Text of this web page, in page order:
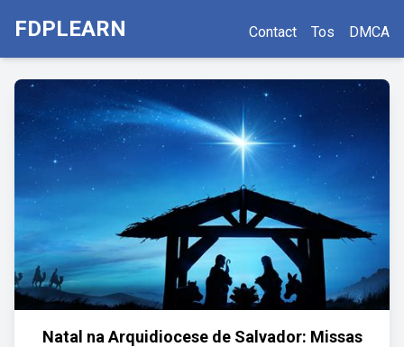
FDPLEARN Contact Tos DMCA
Natal na Arquidiocese de Salvador: Missas